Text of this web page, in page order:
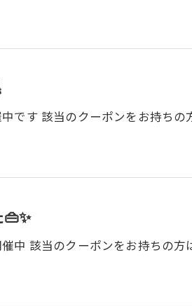
です 該当のクーポンをお持ち
中 該当のクーポンをお持ちの